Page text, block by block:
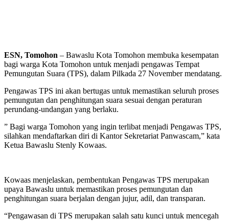
ESN, Tomohon – Bawaslu Kota Tomohon membuka kesempatan
bagi warga Kota Tomohon untuk menjadi pengawas Tempat
Pemungutan Suara (TPS), dalam Pilkada 27 November mendatang.
Pengawas TPS ini akan bertugas untuk memastikan seluruh proses
pemungutan dan penghitungan suara sesuai dengan peraturan
perundang-undangan yang berlaku.
” Bagi warga Tomohon yang ingin terlibat menjadi Pengawas TPS,
silahkan mendaftarkan diri di Kantor Sekretariat Panwascam,” kata
Ketua Bawaslu Stenly Kowaas.
Kowaas menjelaskan, pembentukan Pengawas TPS merupakan
upaya Bawaslu untuk memastikan proses pemungutan dan
penghitungan suara berjalan dengan jujur, adil, dan transparan.
“Pengawasan di TPS merupakan salah satu kunci untuk mencegah